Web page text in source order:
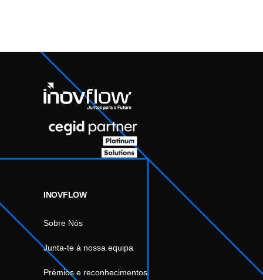
INOVFLOW
Sobre Nós
Junta-te à nossa equipa
Prémios e reconhecimentos